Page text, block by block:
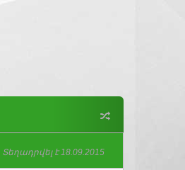
Տեղադրվել է 18.09.2015